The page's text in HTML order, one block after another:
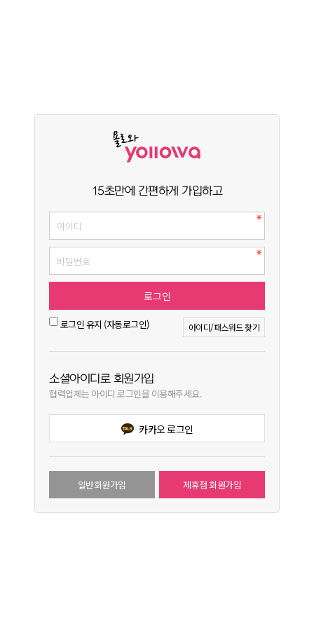
15초만에 간편하게 가입하고
로그인 유지 (자동로그인) 아이디/패스워드 찾기
소셜아이디로 회원가입
협력업체는 아이디 로그인을 이용해주세요.
카카오 로그인
일반회원가입 제휴점 회원가입